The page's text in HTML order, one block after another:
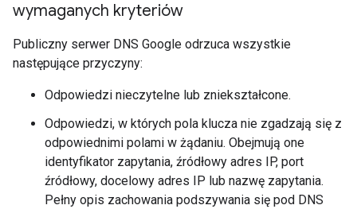
wymaganych kryteriów
Publiczny serwer DNS Google odrzuca wszystkie
następujące przyczyny:
Odpowiedzi nieczytelne lub zniekształcone.
Odpowiedzi, w których pola klucza nie zgadzają się z
odpowiednimi polami w żądaniu. Obejmują one
identyfikator zapytania, źródłowy adres IP, port
źródłowy, docelowy adres IP lub nazwę zapytania.
Pełny opis zachowania podszywania się pod DNS